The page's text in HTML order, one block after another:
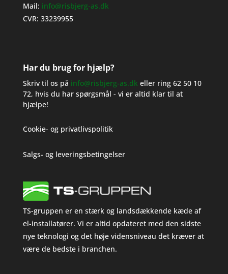
Mail: info@risbjerg-as.dk
CVR: 33239955
Har du brug for hjælp?
Skriv til os på info@risbjerg-as.dk eller ring 62 50 10
72, hvis du har spørgsmål - vi er altid klar til at
hjælpe!
Cookie- og privatlivspolitik
Salgs- og leveringsbetingelser
TS-gruppen er en stærk og landsdækkende kæde af
el-installatører. Vi er altid opdateret med den sidste
nye teknologi og det høje vidensniveau det kræver at
være de bedste i branchen.